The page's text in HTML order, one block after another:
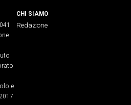
e
CHI SIAMO
Redazione